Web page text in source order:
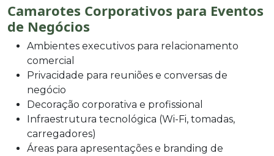
Camarotes Corporativos para Eventos
de Negócios
Ambientes executivos para relacionamento
comercial
Privacidade para reuniões e conversas de
negócio
Decoração corporativa e profissional
Infraestrutura tecnológica (Wi-Fi, tomadas,
carregadores)
Áreas para apresentações e branding de